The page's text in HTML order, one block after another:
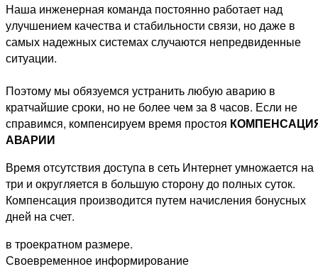
Наша инженерная команда постоянно работает над
улучшением качества и стабильности связи, но даже в
самых надежных системах случаются непредвиденные
ситуации.
Поэтому мы обязуемся устранить любую аварию в
кратчайшие сроки, но не более чем за 8 часов. Если не
справимся, компенсируем время простоя
АВАРИИ
Время отсутствия доступа в сеть Интернет умножается на
три и округляется в большую сторону до полных суток.
Компенсация производится путем начисления бонусных
дней на счет.
в троекратном размере.
Своевременное информирование